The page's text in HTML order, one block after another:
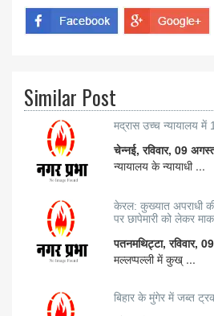
Similar Post
मद्रास उच्च न्यायालय में
चेन्नई, रविवार, 09
न्यायालय के न्यायाधी ...
केरल: कुख्यात अपराधी
पर छापेमारी को लेकर
पतनमथिट्टा, रविवार,
मल्लप्पल्ली में कुख् ...
बिहार के मुंगेर में जब्त